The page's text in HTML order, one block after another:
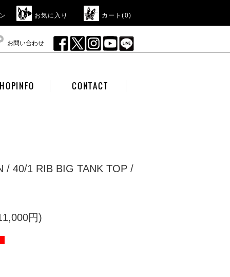
お気に入り カート(0)
お問い合わせ
CONTACT
/ 40/1 RIB BIG TANK TOP /
円)